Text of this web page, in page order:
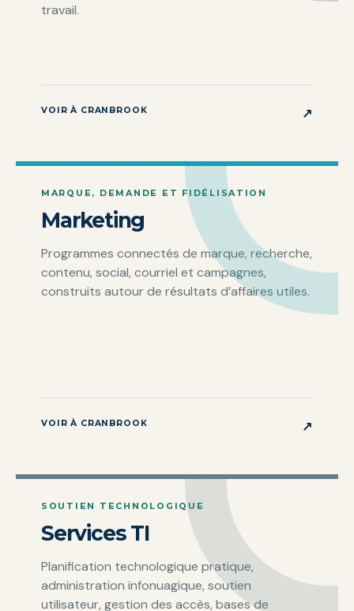
travail.
VOIR À CRANBROOK ↗
MARQUE, DEMANDE ET FIDÉLISATION
Marketing
Programmes connectés de marque, recherche,
contenu, social, courriel et campagnes,
construits autour de résultats d’affaires utiles.
VOIR À CRANBROOK ↗
SOUTIEN TECHNOLOGIQUE
Services TI
Planification technologique pratique,
administration infonuagique, soutien
utilisateur, gestion des accès, bases de